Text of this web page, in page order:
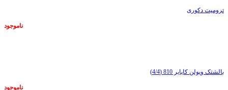
ترومپت دکوری
ناموجود
بالشتک ویولن کاپایر 810 (4/4)
ناموجود